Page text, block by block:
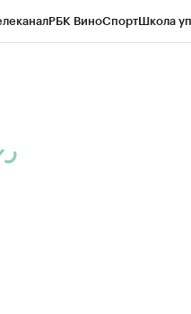
РБК ВиноСпортШкола